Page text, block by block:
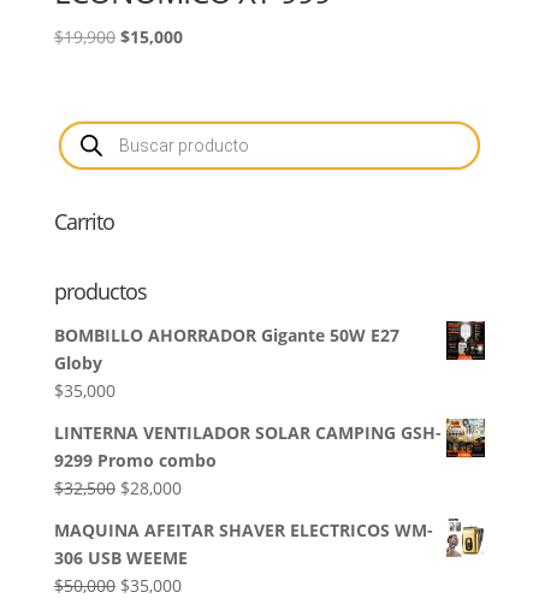
$19,900 El
era:
$19,900.
$15,000El
es:
$15,000.
Búsqueda
de
productos
Carrito
productos
BOMBILLO AHORRADOR Gigante 50W E27
Globy
$35,000
LINTERNA VENTILADOR SOLAR CAMPING GSH-
9299 Promo combo
$32,500 El
original
era:
$32,500.
$28,000El
actual
es:
$28,000.
MAQUINA AFEITAR SHAVER ELECTRICOS WM-
306 USB WEEME
$50,000 El
$35,000El